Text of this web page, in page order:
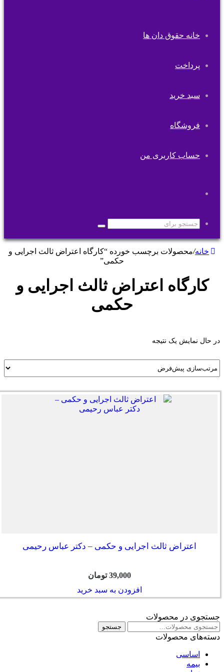
خانه حقوق دان ها
پرداخت
سبد خرید
فروشگاه
حساب کاربری من
پوسته
جستجو
برای
خانه/محصولات برچسب خورده “کارگاه اعتراض ثالث اجرایی و
حکمی”
کارگاه اعتراض ثالث اجرایی و
حکمی
در حال نمایش یک نتیجه
اعتراض ثالث اجرایی و حکمی – دکتر عباس رحیمی
39,000 تومان
افزودن به سبد خرید
جستجوی در محصولات
جستجو
برای:
جستجو
دسته‌های محصولات
اساسی
بیمه